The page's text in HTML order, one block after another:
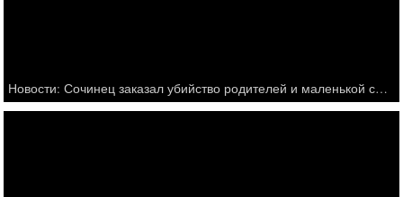
Новости: Сочинец заказал убийство родителей и маленькой сестры ради наследства - Россия 24 - онлайн